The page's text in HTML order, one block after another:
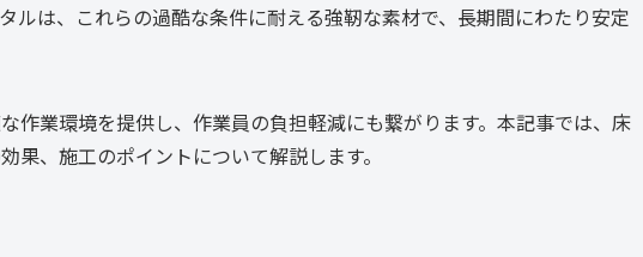
ルは、これらの過酷な条件に耐える強靭な素材で、長期間にわたり安定
作業環境を提供し、作業員の負担軽減にも繋がります。本記事では、床
果、施工のポイントについて解説します。